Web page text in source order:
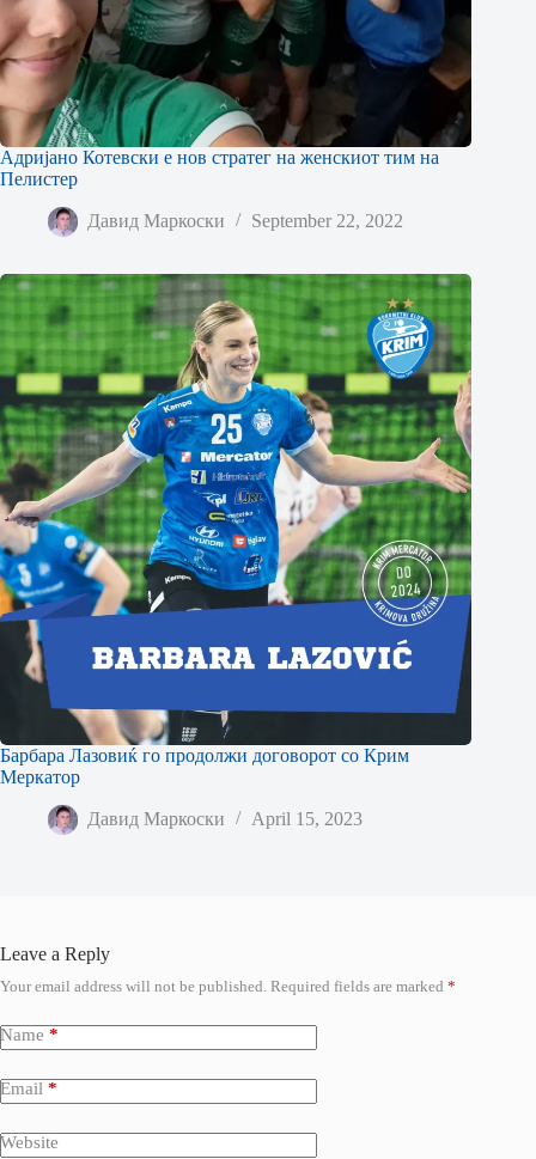
Адријано Котевски е нов стратег на женскиот тим на
Пелистер
Давид Маркоски September 22, 2022
Барбара Лазовиќ го продолжи договорот со Крим
Меркатор
Давид Маркоски April 15, 2023
Leave a Reply
Your email address will not be published. Required fields are marked *
Name *
Email *
Website